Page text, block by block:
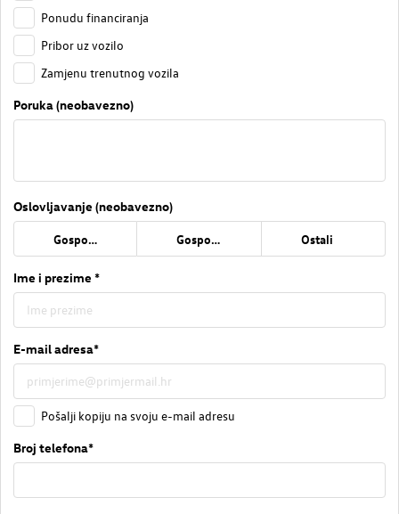
Ponudu financiranja
Pribor uz vozilo
Zamjenu trenutnog vozila
Poruka (neobavezno)
Oslovljavanje (neobavezno)
Gospođa Gospodin Ostali
Ime i prezime *
E-mail adresa*
Pošalji kopiju na svoju e-mail adresu
Broj telefona*